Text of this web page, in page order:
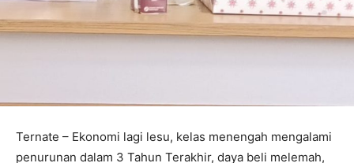
Ternate – Ekonomi lagi lesu, kelas menengah mengalami
penurunan dalam 3 Tahun Terakhir, daya beli melemah,